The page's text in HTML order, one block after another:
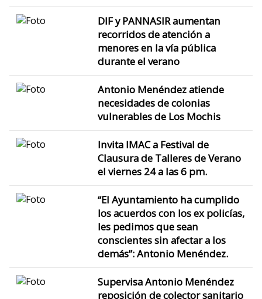
DIF y PANNASIR aumentan
recorridos de atención a
menores en la vía pública
durante el verano
Antonio Menéndez atiende
necesidades de colonias
vulnerables de Los Mochis
Invita IMAC a Festival de
Clausura de Talleres de Verano
el viernes 24 a las 6 pm.
“El Ayuntamiento ha cumplido
los acuerdos con los ex policías,
les pedimos que sean
conscientes sin afectar a los
demás”: Antonio Menéndez.
Supervisa Antonio Menéndez
reposición de colector sanitario